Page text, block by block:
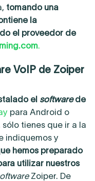
tomando una
la
el proveedor de
.
VoIP de Zoiper
el softwarede
para Android o
tienes que ir a la
indiquemos y
hemos preparado
utilizar nuestros
Zoiper. De